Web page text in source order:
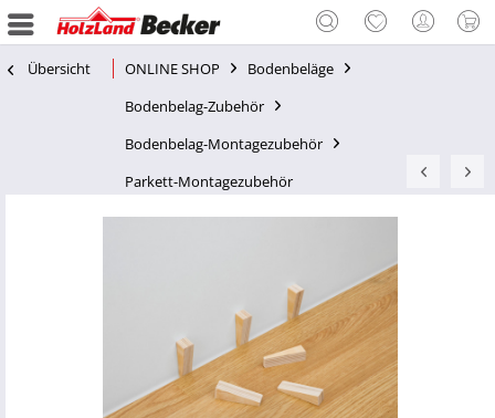
Übersicht ONLINE SHOP
Bodenbeläge
Bodenbelag-Zubehör
Bodenbelag-Montagezubehör
Parkett-Montagezubehör